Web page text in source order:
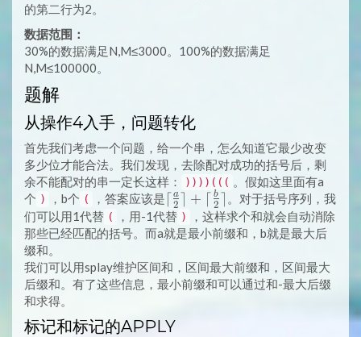
的第二行为2。
数据范围：
30%的数据满足N,M≤3000。100%的数据满足
N,M≤100000。
题解
从操作4入手，问题转化
首先我们考虑一个问题，给一个串，怎么知道它最少改变
多少位才能合法。我们发现，去除配对成功的括号后，剩
余不能配对的串一定长这样：
))))((( 。假如这里面有a
个 ) ，b个 ( ，答案应该是 \lceil
\frac{a}
{2}
\lceil
\frac{b}
\rceil
⌈2
a⌉ + ⌈ 2
b ⌉ 。对于括号序列，我
们可以用1代替 ( ，用-1代替 )
，这样求个和就会自动消除
那些已经匹配的括号。而a就是最小前缀和，b就是最大后
缀和。
我们可以用splay维护区间和，区间最大前缀和，区间最大
后缀和。有了这些信息，最小前缀和可以通过和-最大后缀
和求得。
标记和标记的APPLY